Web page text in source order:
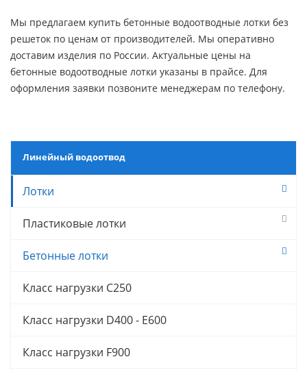
Мы предлагаем купить бетонные водоотводные лотки без
решеток по ценам от производителей. Мы оперативно
доставим изделия по России. Актуальные цены на
бетонные водоотводные лотки указаны в прайсе. Для
оформления заявки позвоните менеджерам по телефону.
Линейный водоотвод
Лотки
Пластиковые лотки
Бетонные лотки
Класс нагрузки C250
Класс нагрузки D400 - E600
Класс нагрузки F900